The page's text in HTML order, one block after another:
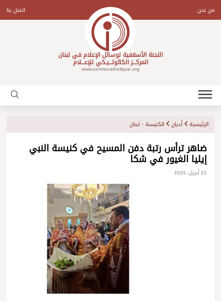
contentمن نحن اتصل بنا
اللجنة الأسقفية لوسائل الإعلام في لبنان
المركـــز الكاثولـــيـكي للإعـــلام
www.centrecatholique.org
الرئيسية أديان الكنيسة - لبنان
ضاهر ترأس رتبة دفن المسيح في كنيسة النبي
إيليا الغيور في شكا
21 أبريل، 2025